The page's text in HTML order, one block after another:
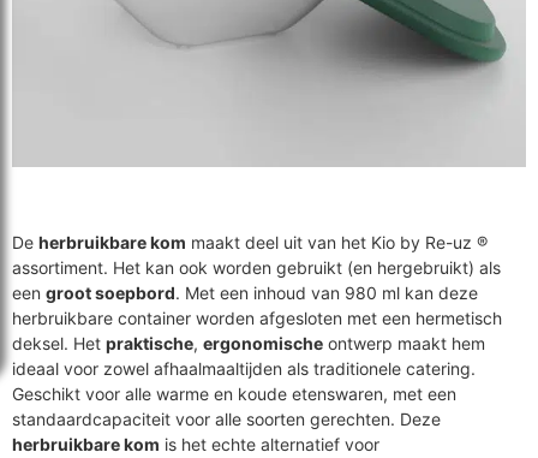
De herbruikbare kom maakt deel uit van het Kio by Re-uz ®
assortiment. Het kan ook worden gebruikt (en hergebruikt) als
een groot soepbord. Met een inhoud van 980 ml kan deze
herbruikbare container worden afgesloten met een hermetisch
deksel. Het praktische, ergonomische ontwerp maakt hem
ideaal voor zowel afhaalmaaltijden als traditionele catering.
Geschikt voor alle warme en koude etenswaren, met een
standaardcapaciteit voor alle soorten gerechten. Deze
herbruikbare kom is het echte alternatief voor